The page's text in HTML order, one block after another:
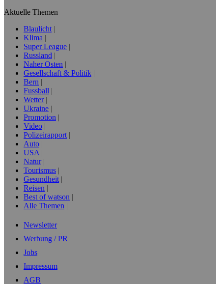
Aktuelle Themen
Blaulicht
Klima
Super League
Russland
Naher Osten
Gesellschaft & Politik
Bern
Fussball
Wetter
Ukraine
Promotion
Video
Polizeirapport
Auto
USA
Natur
Tourismus
Gesundheit
Reisen
Best of watson
Alle Themen
Newsletter
Werbung / PR
Jobs
Impressum
AGB